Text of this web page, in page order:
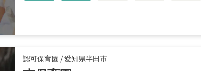
認可保育園 /愛知県半田市